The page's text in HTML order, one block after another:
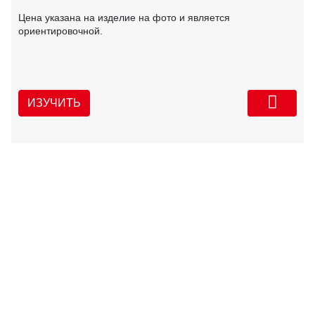
Цена указана на изделие на фото и является
ориентировочной.
ИЗУЧИТЬ